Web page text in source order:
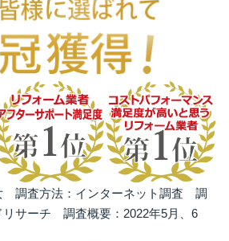
調査方法：インターネット調査 調
リサーチ 調査概要：2022年5月、6